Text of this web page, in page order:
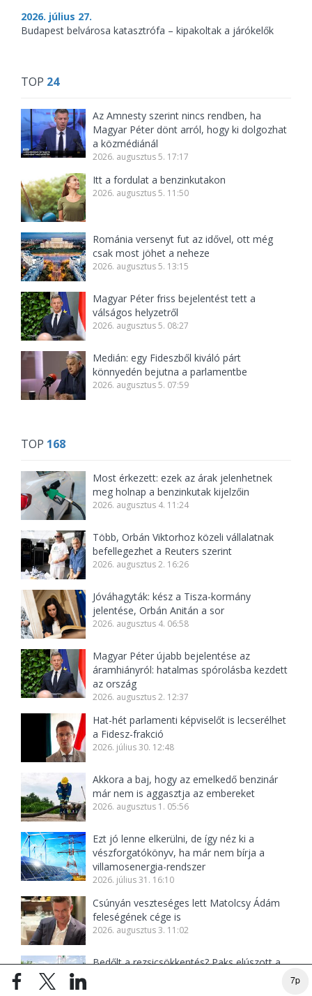
7p
2026. július 27.
Budapest belvárosa katasztrófa – kipakoltak a járókelők
TOP 24
Az Amnesty szerint nincs rendben, ha
Magyar Péter dönt arról, hogy ki dolgozhat
a közmédiánál
2026. augusztus 5. 17:17
Itt a fordulat a benzinkutakon
2026. augusztus 5. 11:50
Románia versenyt fut az idővel, ott még
csak most jöhet a neheze
2026. augusztus 5. 13:15
Magyar Péter friss bejelentést tett a
válságos helyzetről
2026. augusztus 5. 08:27
Medián: egy Fideszből kiváló párt
könnyedén bejutna a parlamentbe
2026. augusztus 5. 07:59
TOP 168
Most érkezett: ezek az árak jelenhetnek
meg holnap a benzinkutak kijelzőin
2026. augusztus 4. 11:24
Több, Orbán Viktorhoz közeli vállalatnak
befellegezhet a Reuters szerint
2026. augusztus 2. 16:26
Jóváhagyták: kész a Tisza-kormány
jelentése, Orbán Anitán a sor
2026. augusztus 4. 06:58
Magyar Péter újabb bejelentése az
áramhiányról: hatalmas spórolásba kezdett
az ország
2026. augusztus 2. 12:37
Hat-hét parlamenti képviselőt is lecserélhet
a Fidesz-frakció
2026. július 30. 12:48
Akkora a baj, hogy az emelkedő benzinár
már nem is aggasztja az embereket
2026. augusztus 1. 05:56
Ezt jó lenne elkerülni, de így néz ki a
vészforgatókönyv, ha már nem bírja a
villamosenergia-rendszer
2026. július 31. 16:10
Csúnyán veszteséges lett Matolcsy Ádám
feleségének cége is
2026. augusztus 3. 11:02
Bedőlt a rezsicsökkentés? Paks elúszott a